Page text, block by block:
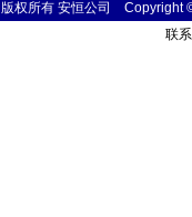
版权所有 安恒公司 Copyright
联